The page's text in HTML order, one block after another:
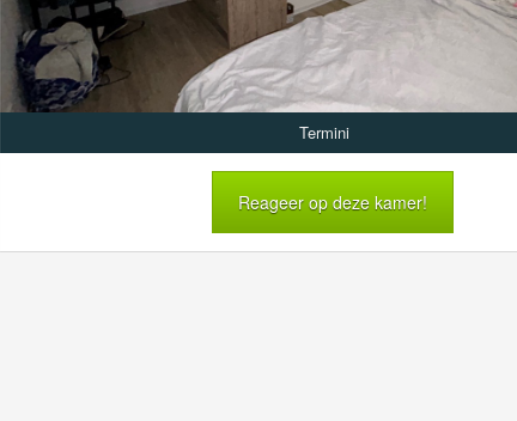
Termini
Reageer op deze kamer!